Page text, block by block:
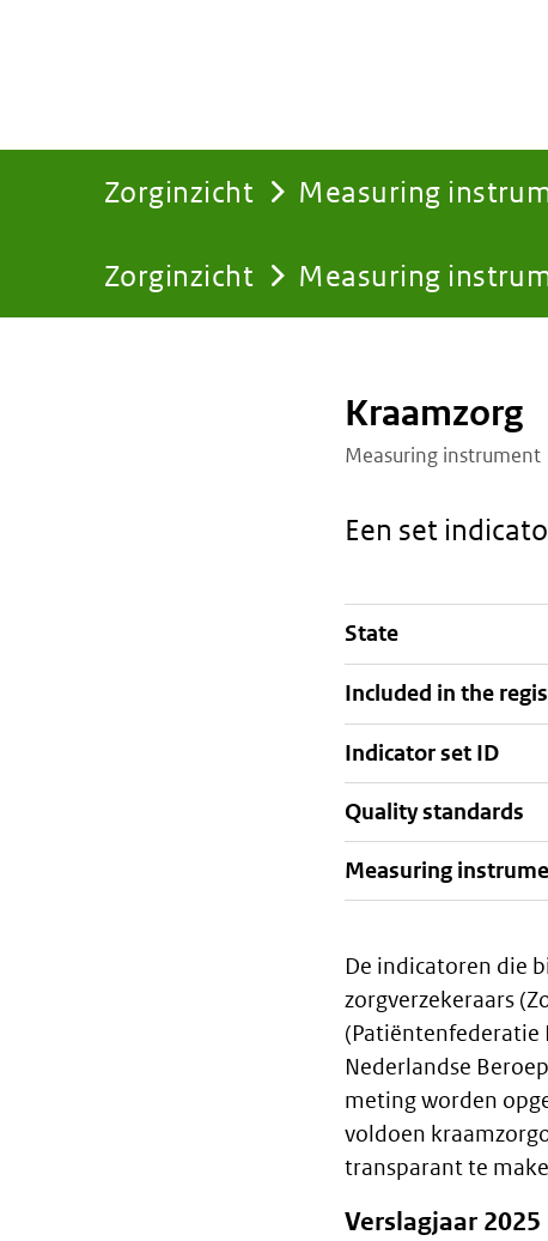
Zorginzicht Measuring
You
Zorginzicht Measuring
Kraamzorg
Measuring instrument
Een set
Staalkaart
State
Included in the
Indicator set ID
Quality standards
Measuring
Algemeen
De indicatoren die
zorgverzekeraars
(Patiëntenfederatie
Nederlandse
meting worden
voldoen
transparant te
Verslagjaar 2025